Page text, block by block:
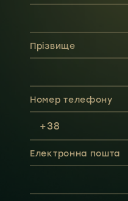
Прізвище
Номер телефону
+38
Електронна пошта